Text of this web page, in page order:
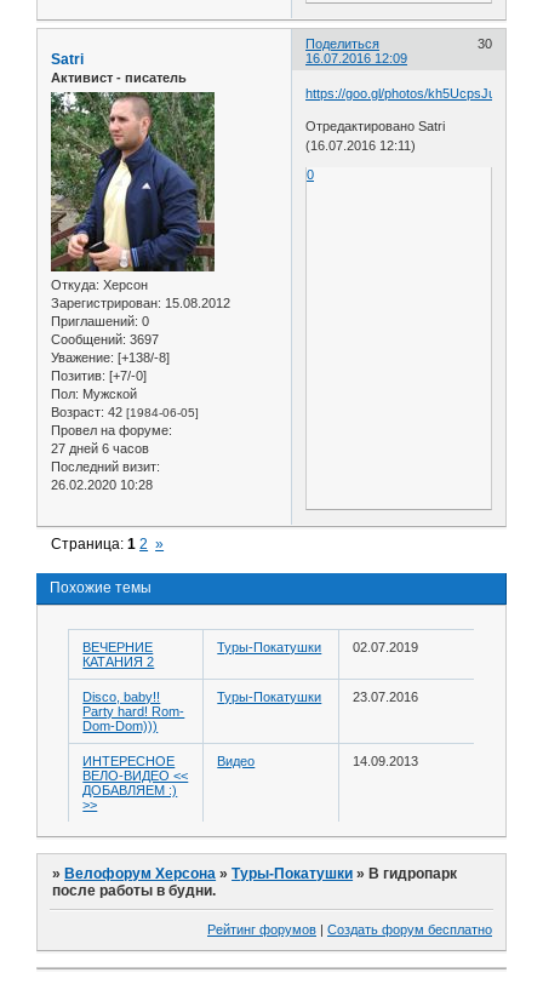
Поделиться
30
16.07.2016 12:09
Satri
Активист - писатель
Откуда: Херсон
Зарегистрирован: 15.08.2012
Приглашений: 0
Сообщений: 3697
Уважение: [+138/-8]
Позитив: [+7/-0]
Пол: Мужской
Возраст: 42 [1984-06-05]
Провел на форуме:
27 дней 6 часов
Последний визит:
26.02.2020 10:28
https://goo.gl/photos/
Отредактировано Satri
(16.07.2016 12:11)
0
Страница:1 2 »
Похожие темы
ВЕЧЕРНИЕ
КАТАНИЯ 2
Туры-Покатушки 02.07.2019
Disco, baby!!
Party hard! Rom-
Dom-Dom)))
Туры-Покатушки 23.07.2016
ИНТЕРЕСНОЕ
ВЕЛО-ВИДЕО <<
ДОБАВЛЯЕМ :)
>>
Видео 14.09.2013
» Велофорум Херсона »Туры-Покатушки » В гидропарк
после работы в будни.
Рейтинг форумов | Создать форум бесплатно